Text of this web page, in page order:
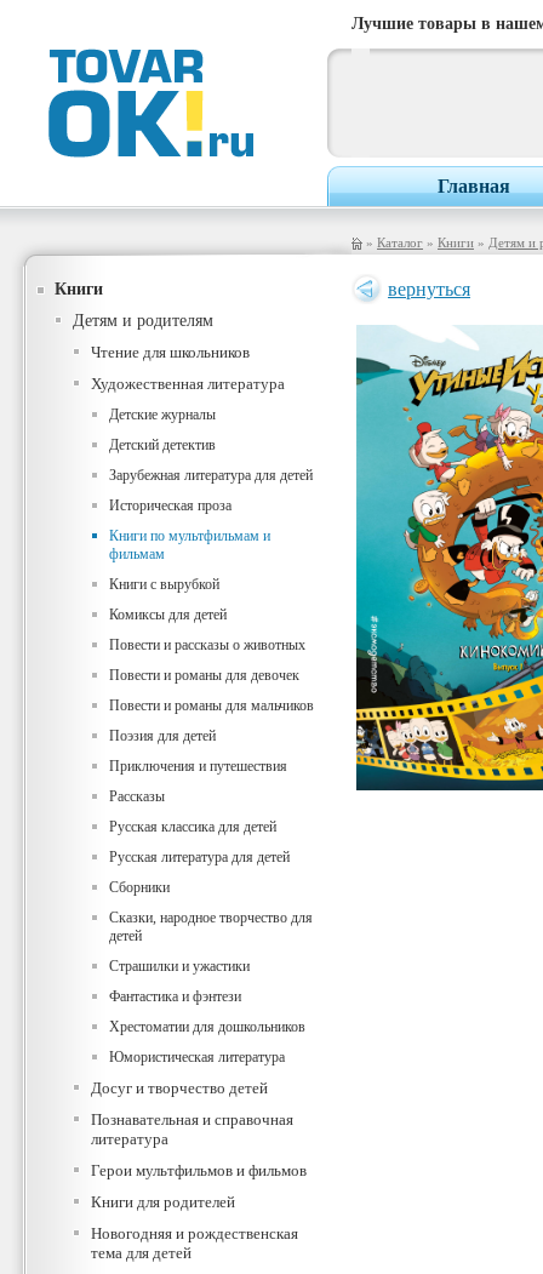
Лучшие товары в
Главная
» Каталог » Книги » Детям и
Книги
Детям и родителям
Чтение для школьников
Художественная литература
Детские журналы
Детский детектив
Зарубежная литература для детей
Историческая проза
Книги по мультфильмам и
фильмам
Книги с вырубкой
Комиксы для детей
Повести и рассказы о животных
Повести и романы для девочек
Повести и романы для мальчиков
Поэзия для детей
Приключения и путешествия
Рассказы
Русская классика для детей
Русская литература для детей
Сборники
Сказки, народное творчество для
детей
Страшилки и ужастики
Фантастика и фэнтези
Хрестоматии для дошкольников
Юмористическая литература
Досуг и творчество детей
Познавательная и справочная
литература
Герои мультфильмов и фильмов
Книги для родителей
Новогодняя и рождественская
тема для детей
вернуться